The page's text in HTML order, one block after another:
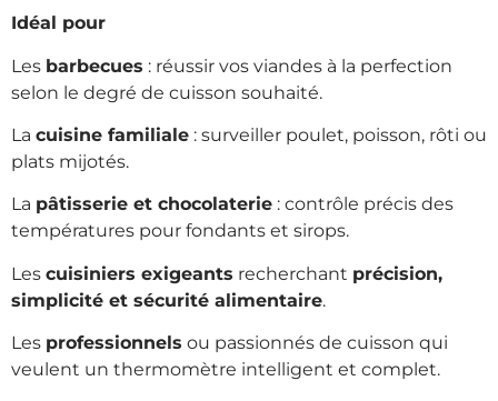
Idéal pour
Les barbecues : réussir vos viandes à la perfection
selon le degré de cuisson souhaité.
La cuisine familiale : surveiller poulet, poisson, rôti ou
plats mijotés.
La pâtisserie et chocolaterie : contrôle précis des
températures pour fondants et sirops.
Les cuisiniers exigeants recherchant précision,
simplicité et sécurité alimentaire.
Les professionnels ou passionnés de cuisson qui
veulent un thermomètre intelligent et complet.